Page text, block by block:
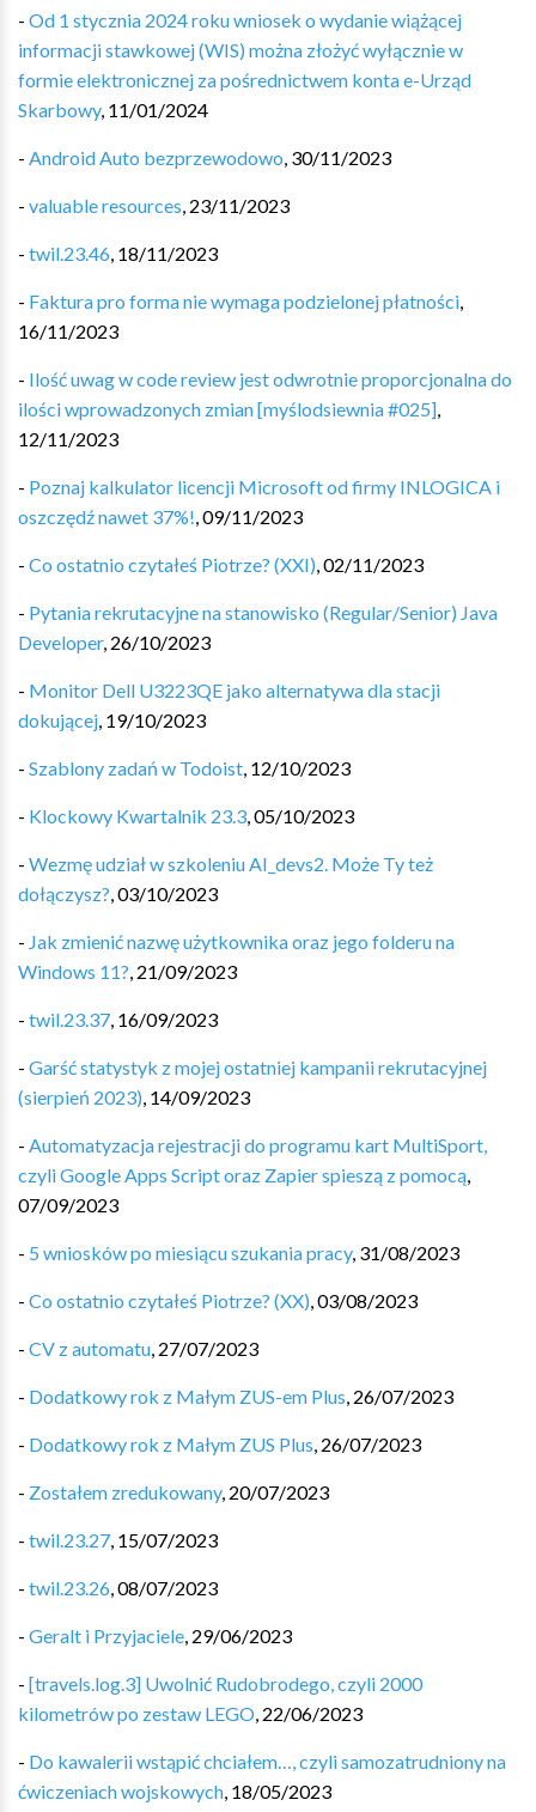
- Od 1 stycznia 2024 roku wniosek o wydanie wiążącej
informacji stawkowej (WIS) można złożyć wyłącznie w
formie elektronicznej za pośrednictwem konta e-Urząd
Skarbowy, 11/01/2024
- Android Auto bezprzewodowo, 30/11/2023
- valuable resources, 23/11/2023
- twil.23.46, 18/11/2023
- Faktura pro forma nie wymaga podzielonej płatności,
16/11/2023
- Ilość uwag w code review jest odwrotnie proporcjonalna do
ilości wprowadzonych zmian [myślodsiewnia #025],
12/11/2023
- Poznaj kalkulator licencji Microsoft od firmy INLOGICA i
oszczędź nawet 37%!,09/11/2023
- Co ostatnio czytałeś Piotrze? (XXI),02/11/2023
- Pytania rekrutacyjne na stanowisko (Regular/Senior) Java
Developer, 26/10/2023
- Monitor Dell U3223QE jako alternatywa dla stacji
dokującej, 19/10/2023
- Szablony zadań w Todoist, 12/10/2023
- Klockowy Kwartalnik 23.3,05/10/2023
- Wezmę udział w szkoleniu AI_devs2. Może Ty też
dołączysz?,03/10/2023
- Jak zmienić nazwę użytkownika oraz jego folderu na
Windows 11?, 21/09/2023
- twil.23.37, 16/09/2023
- Garść statystyk z mojej ostatniej kampanii rekrutacyjnej
(sierpień 2023), 14/09/2023
- Automatyzacja rejestracji do programu kart MultiSport,
czyli Google Apps Script oraz Zapier spieszą z pomocą,
07/09/2023
- 5 wniosków po miesiącu szukania pracy, 31/08/2023
- Co ostatnio czytałeś Piotrze? (XX),03/08/2023
- CV z automatu, 27/07/2023
- Dodatkowy rok z Małym ZUS-em Plus, 26/07/2023
- Dodatkowy rok z Małym ZUS Plus, 26/07/2023
- Zostałem zredukowany, 20/07/2023
- twil.23.27, 15/07/2023
- twil.23.26,08/07/2023
- Geralt i Przyjaciele, 29/06/2023
- [travels.log.3] Uwolnić Rudobrodego, czyli 2000
kilometrów po zestaw LEGO, 22/06/2023
- Do kawalerii wstąpić chciałem…, czyli samozatrudniony na
ćwiczeniach wojskowych, 18/05/2023